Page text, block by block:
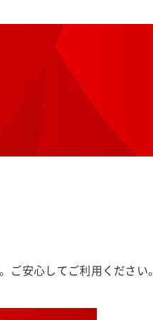
安心してご利用ください。